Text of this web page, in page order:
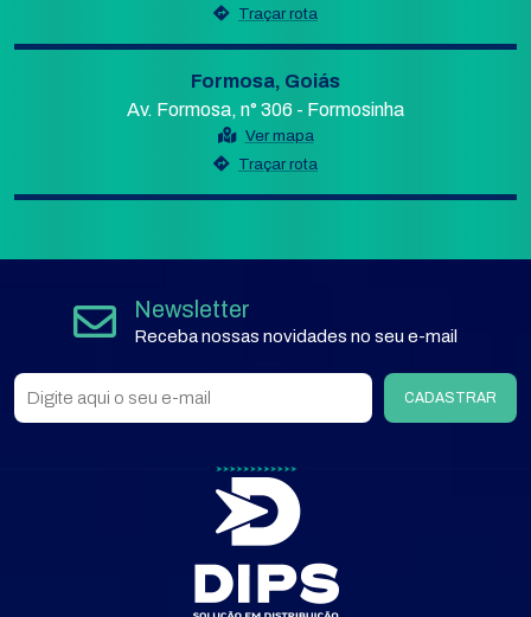
Traçar rota
Formosa, Goiás
Av. Formosa, n° 306 - Formosinha
Ver mapa
Traçar rota
Newsletter
Receba nossas novidades no seu e-mail
CADASTRAR